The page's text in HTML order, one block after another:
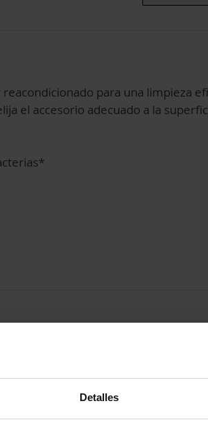
Detalles
para una limpieza
el accesorio adecuado a la